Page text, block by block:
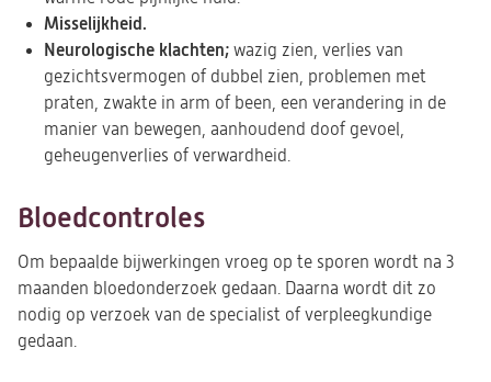
Misselijkheid.
Neurologische klachten; wazig zien, verlies van
gezichtsvermogen of dubbel zien, problemen met
praten, zwakte in arm of been, een verandering in de
manier van bewegen, aanhoudend doof gevoel,
geheugenverlies of verwardheid.
Bloedcontroles
Om bepaalde bijwerkingen vroeg op te sporen wordt na 3
maanden bloedonderzoek gedaan. Daarna wordt dit zo
nodig op verzoek van de specialist of verpleegkundige
gedaan.